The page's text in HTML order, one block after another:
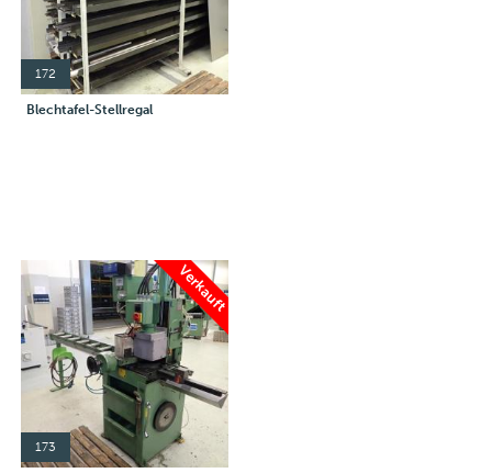
172
Blechtafel-Stellregal
Verkauft
173